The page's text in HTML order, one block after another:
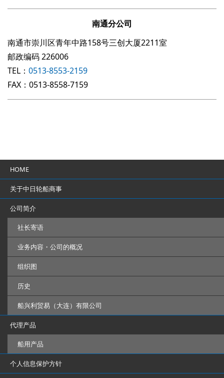
南通分公司
南通市崇川区青年中路158号三创大厦2211室
邮政编码 226006
TEL： 0513-8553-2159
FAX：0513-8558-7159
HOME
关于中日轮船商事
公司简介
社长寄语
业务内容・公司的概况
组织图
历史
船兴利贸易（大连）有限公司
代理产品
船用产品
个人信息保护方针